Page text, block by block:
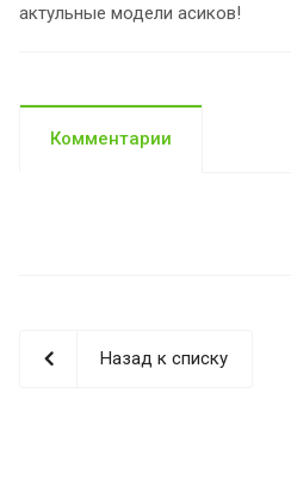
актульные модели асиков!
Комментарии
Назад к списку